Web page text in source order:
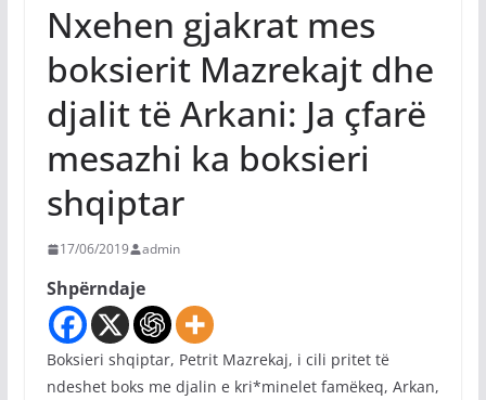
Nxehen gjakrat mes
boksierit Mazrekajt dhe
djalit të Arkani: Ja çfarë
mesazhi ka boksieri
shqiptar
17/06/2019 admin
Shpërndaje
Boksieri shqiptar, Petrit Mazrekaj, i cili pritet të
ndeshet boks me djalin e kri*minelet famëkeq, Arkan,